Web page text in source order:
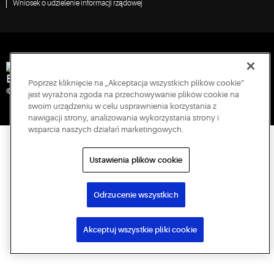
Wniosek o udzielenie informacji rządowej
Engineered for Sustainability
© 2026 Copeland LP. Wszelkie prawa zastrzeżone.
Poprzez kliknięcie na „Akceptacja wszystkich plików cookie”
jest wyrażona zgoda na przechowywanie plików cookie na
swoim urządzeniu w celu usprawnienia korzystania z
nawigacji strony, analizowania wykorzystania strony i
wsparcia naszych działań marketingowych.
Ustawienia plików cookie
Odrzucenie wszystkich
Akceptuj wszystkie pliki cookie